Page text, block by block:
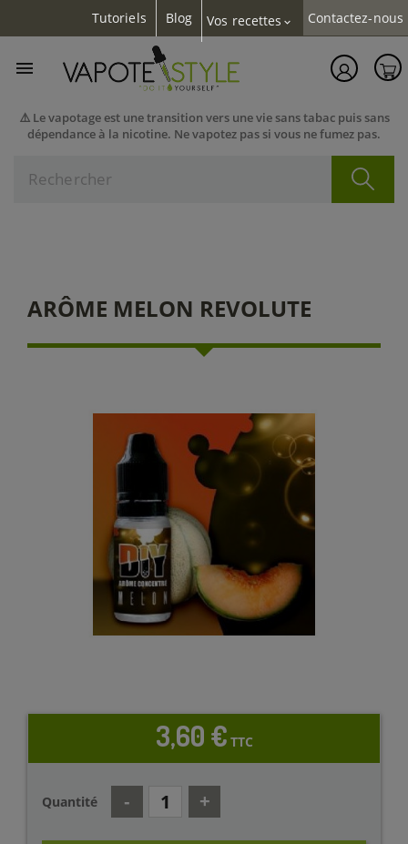
Tutoriels Blog Vos recettes expand_more Contactez-nous
⚠️ Le vapotage est une transition vers une vie sans tabac puis sans
dépendance à la nicotine. Ne vapotez pas si vous ne fumez pas.

ARÔME MELON REVOLUTE
3,60 € TTC
Quantité